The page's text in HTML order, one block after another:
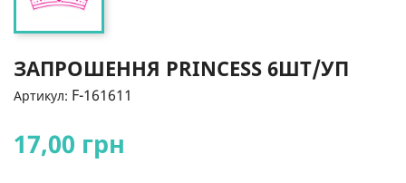
ЗАПРОШЕННЯ PRINCESS 6ШТ/УП
Артикул: F-161611
17,00 грн